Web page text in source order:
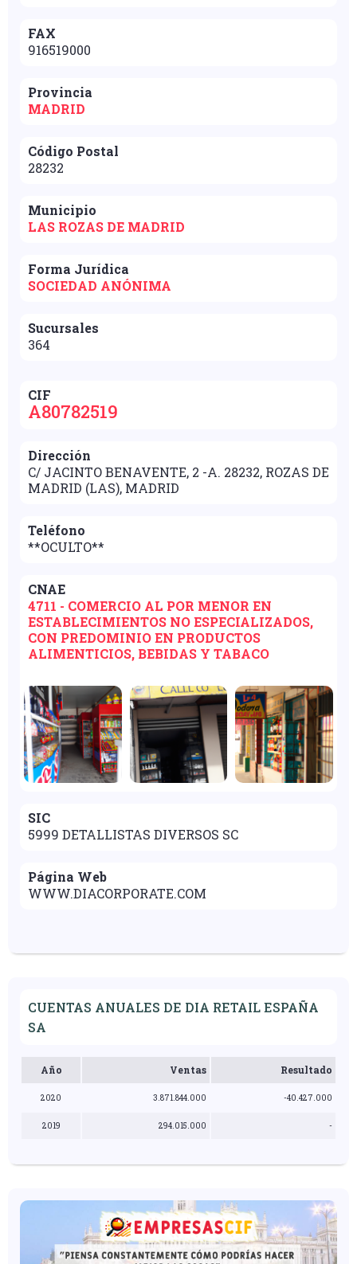
FAX
916519000
Provincia
MADRID
Código Postal
28232
Municipio
LAS ROZAS DE MADRID
Forma Jurídica
SOCIEDAD ANÓNIMA
Sucursales
364
CIF
A80782519
Dirección
C/ JACINTO BENAVENTE, 2 -A. 28232, ROZAS DE
MADRID (LAS), MADRID
Teléfono
**OCULTO**
CNAE
4711 - COMERCIO AL POR MENOR EN
ESTABLECIMIENTOS NO ESPECIALIZADOS,
CON PREDOMINIO EN PRODUCTOS
ALIMENTICIOS, BEBIDAS Y TABACO
SIC
5999 DETALLISTAS DIVERSOS SC
Página Web
WWW.DIACORPORATE.COM
CUENTAS ANUALES DE DIA RETAIL ESPAÑA
SA
Año Ventas Resultado
2020 3.871.844.000 -40.427.000
2019 294.015.000 -